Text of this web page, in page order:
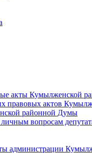
акты Кумылженской
правовых актов
районной Думы
вопросам
администрации